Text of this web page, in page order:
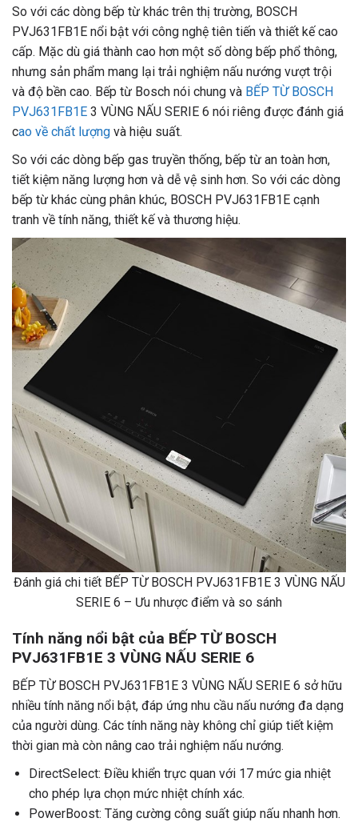
So với các dòng bếp từ khác trên thị trường, BOSCH
PVJ631FB1E nổi bật với công nghệ tiên tiến và thiết kế cao
cấp. Mặc dù giá thành cao hơn một số dòng bếp phổ thông,
nhưng sản phẩm mang lại trải nghiệm nấu nướng vượt trội
và độ bền cao. Bếp từ Bosch nói chung và BẾP TỪ BOSCH
PVJ631FB1E 3 VÙNG NẤU SERIE 6 nói riêng được đánh giá
cao về chất lượng và hiệu suất.
So với các dòng bếp gas truyền thống, bếp từ an toàn hơn,
tiết kiệm năng lượng hơn và dễ vệ sinh hơn. So với các dòng
bếp từ khác cùng phân khúc, BOSCH PVJ631FB1E cạnh
tranh về tính năng, thiết kế và thương hiệu.
Đánh giá chi tiết BẾP TỪ BOSCH PVJ631FB1E 3 VÙNG NẤU
SERIE 6 – Ưu nhược điểm và so sánh
Tính năng nổi bật của BẾP TỪ BOSCH
PVJ631FB1E 3 VÙNG NẤU SERIE 6
BẾP TỪ BOSCH PVJ631FB1E 3 VÙNG NẤU SERIE 6 sở hữu
nhiều tính năng nổi bật, đáp ứng nhu cầu nấu nướng đa dạng
của người dùng. Các tính năng này không chỉ giúp tiết kiệm
thời gian mà còn nâng cao trải nghiệm nấu nướng.
DirectSelect: Điều khiển trực quan với 17 mức gia nhiệt
cho phép lựa chọn mức nhiệt chính xác.
PowerBoost: Tăng cường công suất giúp nấu nhanh hơn.